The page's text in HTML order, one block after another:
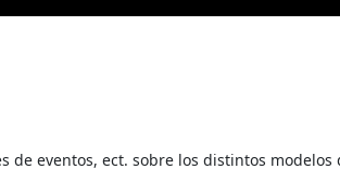
eventos, ect. sobre los distintos modelos